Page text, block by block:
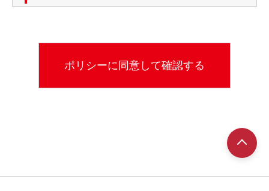
※お客様からのお問い合わせなど、当社が対応して